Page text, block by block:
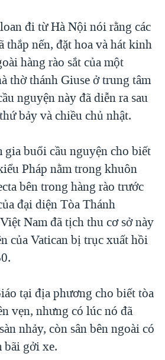
CON ĐƯỜNG
HẠ 'BÊN THẮNG CUỘC'
VÀ NAY
AFGHANISTAN
KIM TẠI VIỆT NAM
CHÍNH PHỦ VIỆT NAM
SÓNG TRỘM HẢI SÂM
đi từ Hà Nội nói rằng các
thắp nến, đặt hoa và hát kinh
hàng rào sắt của một
thờ thánh Giuse ở trung tâm
nguyện này đã diễn ra sau
bảy và chiều chủ nhật.
buổi cầu nguyện cho biết
Pháp nằm trong khuôn
bên trong hàng rào trước
đại diện Tòa Thánh
Nam đã tịch thu cơ sở này
của Vatican bị trục xuất hồi
tại địa phương cho biết tòa
vẹn, nhưng có lúc nó đã
nhảy, còn sân bên ngoài có
bãi gởi xe.